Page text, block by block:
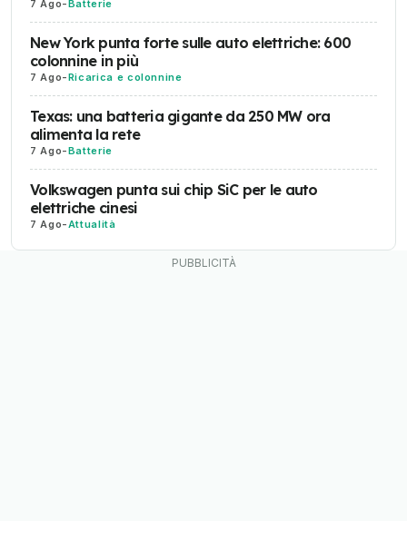
7 Ago- Batterie
New York punta forte sulle auto elettriche: 600
colonnine in più
7 Ago-Ricarica e colonnine
Texas: una batteria gigante da 250 MW ora
alimenta la rete
7 Ago-Batterie
Volkswagen punta sui chip SiC per le auto
elettriche cinesi
7 Ago-Attualità